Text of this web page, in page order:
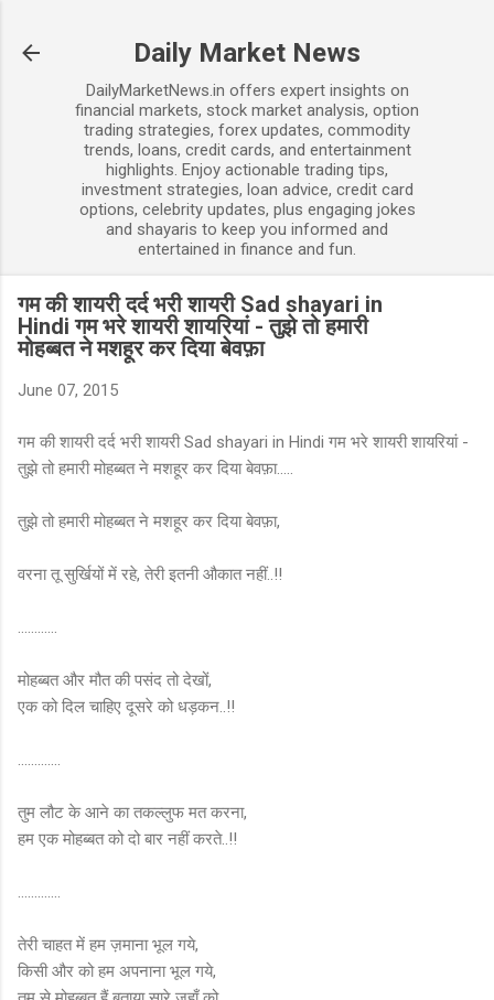
Daily Market News
DailyMarketNews.in offers expert insights on
financial markets, stock market analysis, option
trading strategies, forex updates, commodity
trends, loans, credit cards, and entertainment
highlights. Enjoy actionable trading tips,
investment strategies, loan advice, credit card
options, celebrity updates, plus engaging jokes
and shayaris to keep you informed and
entertained in finance and fun.
गम की शायरी दर्द भरी शायरी Sad shayari in
Hindi गम भरे शायरी शायरियां - तुझे तो हमारी
मोहब्बत ने मशहूर कर दिया बेवफ़ा
June 07, 2015
गम की शायरी दर्द भरी शायरी Sad shayari in Hindi गम भरे शायरी शायरियां -
तुझे तो हमारी मोहब्बत ने मशहूर कर दिया बेवफ़ा.....
तुझे तो हमारीमोहब्बतने मशहूर कर दिया बेवफ़ा,
वरना तू सुर्खियों में रहे, तेरी इतनी औकात नहीं..!!
मोहब्बतऔर मौत की पसंद तो देखों,
एक को दिल चाहिए दूसरे को धड़कन..!!
तुम लौट के आने का तकल्लुफ मत करना,
हम एकमोहब्बतको दो बार नहीं करते..!!
तेरी चाहत में हम ज़माना भूल गये,
किसी और को हम अपनाना भूल गये,